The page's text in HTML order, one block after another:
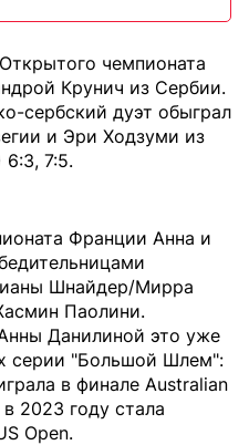
чемпионата
Крунич из Сербии.
сербский дуэт обыграл
и Эри Ходзуми из
7:5.
Франции Анна и
Шнайдер/Мирра
Паолини.
Данилиной это уже
серии "Большой Шлем":
в финале Australian
2023 году стала
Open.